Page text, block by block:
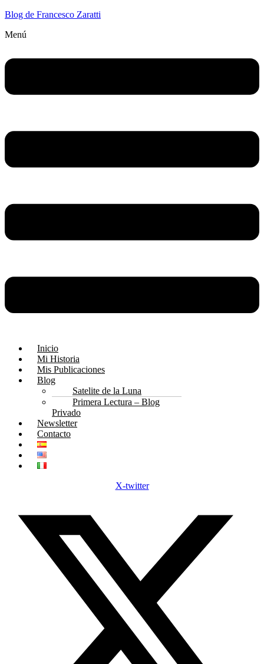
Blog de Francesco Zaratti
Menú
Inicio
Mi Historia
Mis Publicaciones
Blog
Satelite de la Luna
Primera Lectura – Blog
Privado
Newsletter
Contacto
X-twitter